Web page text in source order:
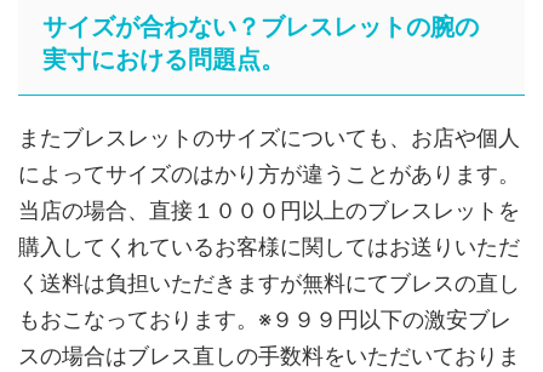
サイズが合わない？ブレスレットの腕の
実寸における問題点。
またブレスレットのサイズについても、お店や個人
によってサイズのはかり方が違うことがあります。
当店の場合、直接１０００円以上のブレスレットを
購入してくれているお客様に関してはお送りいただ
く送料は負担いただきますが無料にてブレスの直し
もおこなっております。※９９９円以下の激安ブレ
スの場合はブレス直しの手数料をいただいておりま